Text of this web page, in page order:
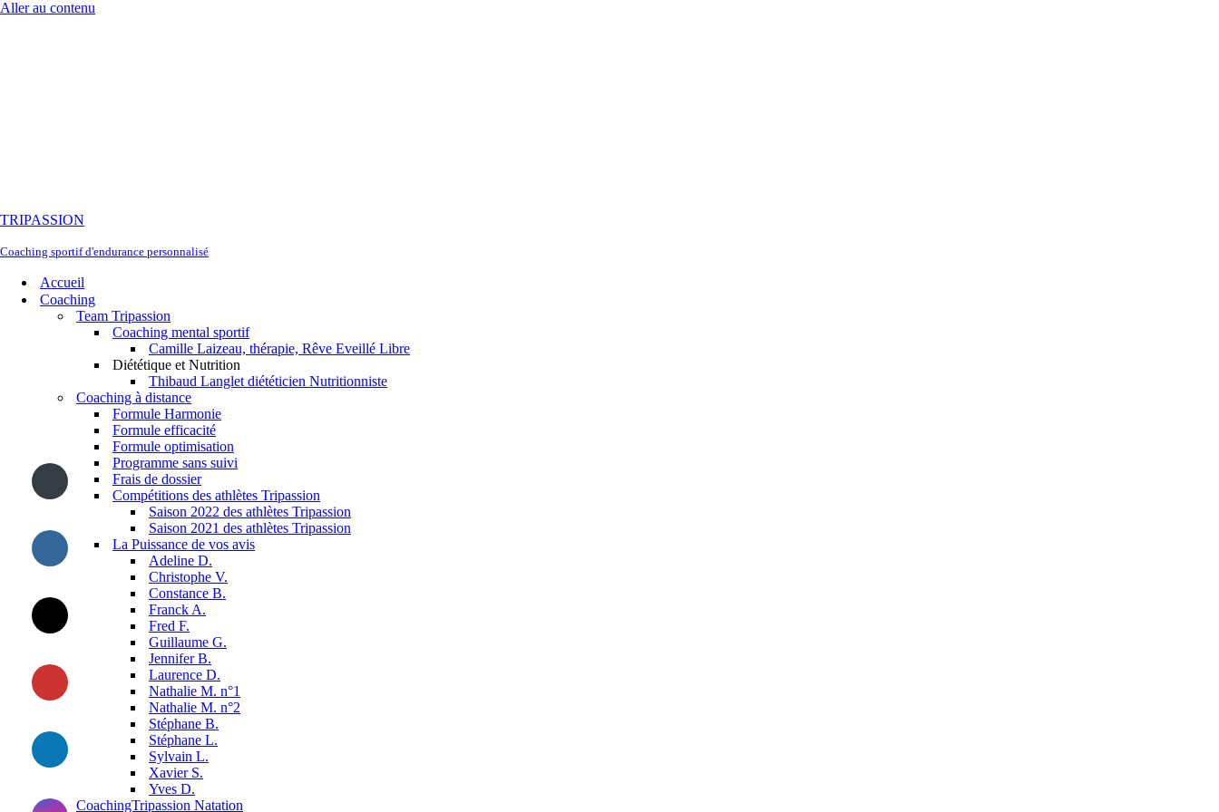
Aller au contenu
TRIPASSION
Coaching sportif d'endurance personnalisé
Accueil
Coaching
Team Tripassion
Coaching mental sportif
Camille Laizeau, thérapie, Rêve Eveillé Libre
Diététique et Nutrition
Thibaud Langlet diététicien Nutritionniste
Coaching à distance
Formule Harmonie
Formule efficacité
Formule optimisation
Programme sans suivi
Frais de dossier
Compétitions des athlètes Tripassion
Saison 2022 des athlètes Tripassion
Saison 2021 des athlètes Tripassion
La Puissance de vos avis
Adeline D.
Christophe V.
Constance B.
Franck A.
Fred F.
Guillaume G.
Jennifer B.
Laurence D.
Nathalie M. n°1
Nathalie M. n°2
Stéphane B.
Stéphane L.
Sylvain L.
Xavier S.
Yves D.
CoachingTripassion Natation